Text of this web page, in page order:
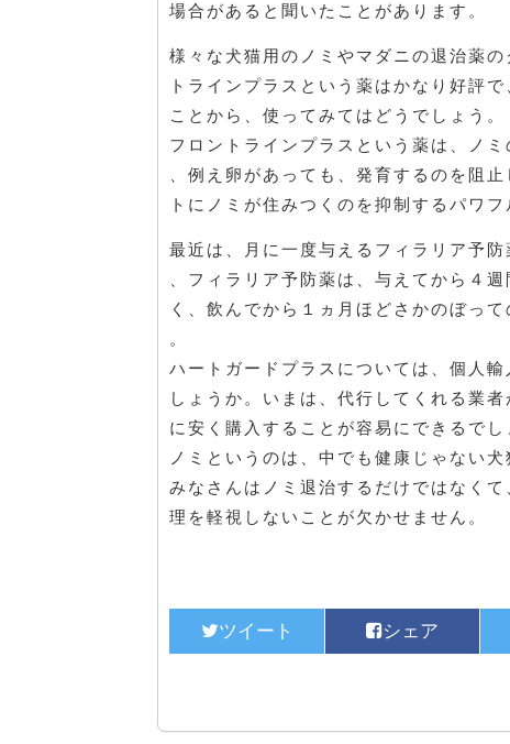
場合があると聞いたことがあります。
様々な犬猫用のノミやマダニの退治薬
トラインプラスという薬はかなり好評
ことから、使ってみてはどうでしょう。
フロントラインプラスという薬は、ノ
、例え卵があっても、発育するのを阻
トにノミが住みつくのを抑制するパワ
最近は、月に一度与えるフィラリア予
、フィラリア予防薬は、与えてから４
く、飲んでから１ヵ月ほどさかのぼっ
。
ハートガードプラスについては、個人
しょうか。いまは、代行してくれる業
に安く購入することが容易にできるでし
ノミというのは、中でも健康じゃない犬
みなさんはノミ退治するだけではなく
理を軽視しないことが欠かせません。